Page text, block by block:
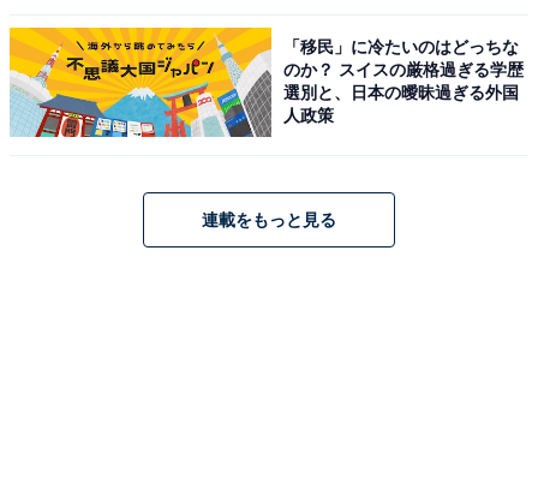
「移民」に冷たいのはどっちな
のか？ スイスの厳格過ぎる学歴
選別と、日本の曖昧過ぎる外国
人政策
連載をもっと見る